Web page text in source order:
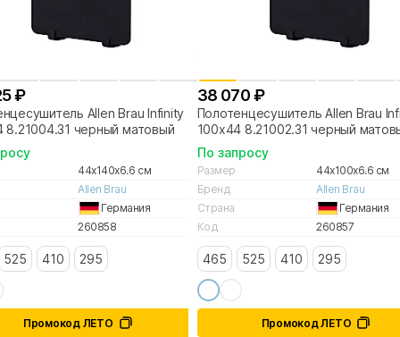
₽
Allen Brau Infinity
8.21004.31 черный матовый
44x140x6.6 см
Allen Brau
Германия
260858
525 410 295
Промокод ЛЕТО
38 070 ₽
Полотенцесушитель Allen Brau
100х44 8.21002.31 черный
По запросу
Размер
44x100x6.6 см
Бренд
Allen Brau
Страна
Германия
Код
260857
465 525 410 295
Промокод ЛЕТО